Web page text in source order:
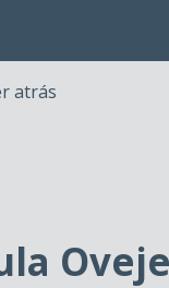
atrás